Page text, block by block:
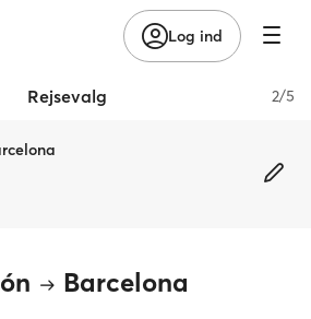
Log ind
Rejsevalg 2/5
Barcelona